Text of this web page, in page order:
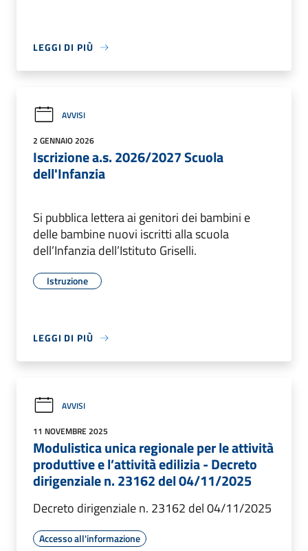
LEGGI DI PIÙ
AVVISI
2 GENNAIO 2026
Iscrizione a.s. 2026/2027 Scuola
dell'Infanzia
Si pubblica lettera ai genitori dei bambini e
delle bambine nuovi iscritti alla scuola
dell’Infanzia dell’Istituto Griselli.
Istruzione
LEGGI DI PIÙ
AVVISI
11 NOVEMBRE 2025
Modulistica unica regionale per le attività
produttive e l’attività edilizia - Decreto
dirigenziale n. 23162 del 04/11/2025
Decreto dirigenziale n. 23162 del 04/11/2025
Accesso all'informazione